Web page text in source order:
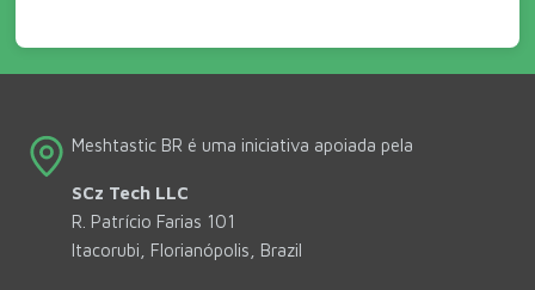
Meshtastic BR é uma iniciativa apoiada pela
SCz Tech LLC
R. Patrício Farias 101
Itacorubi, Florianópolis, Brazil